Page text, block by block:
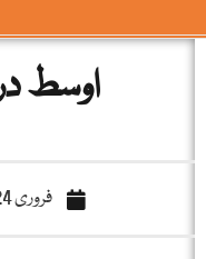
اوسط
فروری 24, 2016